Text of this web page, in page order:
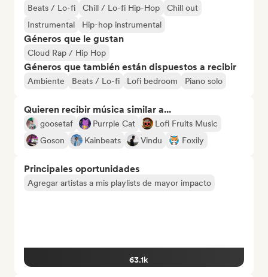
Beats / Lo-fi Chill / Lo-fi Hip-Hop
Chill out
Instrumental
Hip-hop instrumental
Géneros que le gustan
Cloud Rap / Hip Hop
Géneros que también están dispuestos a recibir
Ambiente Beats / Lo-fi Lofi bedroom Piano solo
Quieren recibir música similar a...
goosetaf Purrple Cat
Lofi Fruits Music
Goson
Kainbeats Vindu Foxily
Principales oportunidades
Agregar artistas a mis playlists de mayor impacto
63.1k